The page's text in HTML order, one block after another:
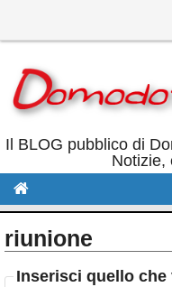
Il BLOG pubblico di
Notizie,
Politica
riunione
Inserisci quello che